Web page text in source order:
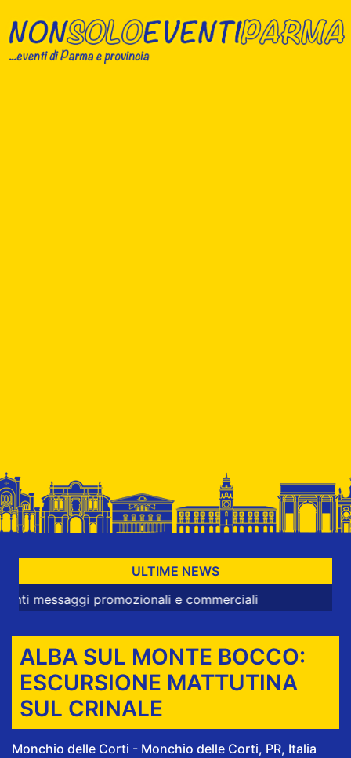
ULTIME NEWS
promozionali e commerciali
ALBA SUL MONTE BOCCO:
ESCURSIONE MATTUTINA
SUL CRINALE
Monchio delle Corti - Monchio delle Corti, PR, Italia